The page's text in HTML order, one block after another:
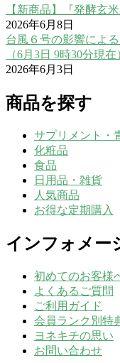
【新商品】『発酵玄
2026年6月8日
台風６号の影響によ
（6月3日 9時30分現在
2026年6月3日
商品を探す
サプリメント・
化粧品
食品
日用品・雑貨
人気商品
お得な定期購入
インフォメー
初めてのお客様
よくあるご質問
ご利用ガイド
会員ランク別特
ヨネキチの思い
お問い合わせ